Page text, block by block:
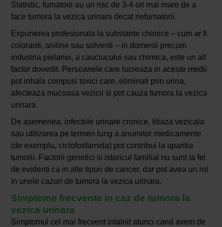
Statistic, fumatorii au un risc de 3-4 ori mai mare de a
face tumora la vezica urinara decat nefumatorii.
Expunerea profesionala la substante chimice – cum ar fi
coloranti, aniline sau solventi – in domenii precum
industria pielariei, a cauciucului sau chimica, este un alt
factor dovedit. Persoanele care lucreaza in aceste medii
pot inhala compusi toxici care, eliminati prin urina,
afecteaza mucoasa vezicii si pot cauza tumora la vezica
urinara.
De asemenea, infectiile urinare cronice, litiaza vezicala
sau utilizarea pe termen lung a anumitor medicamente
(de exemplu, ciclofosfamida) pot contribui la aparitia
tumorii. Factorii genetici si istoricul familial nu sunt la fel
de evidenti ca in alte tipuri de cancer, dar pot avea un rol
in unele cazuri de tumora la vezica urinara.
Simptome frecvente in caz de tumora la
vezica urinara
Simptomul cel mai frecvent intalnit atunci cand avem de